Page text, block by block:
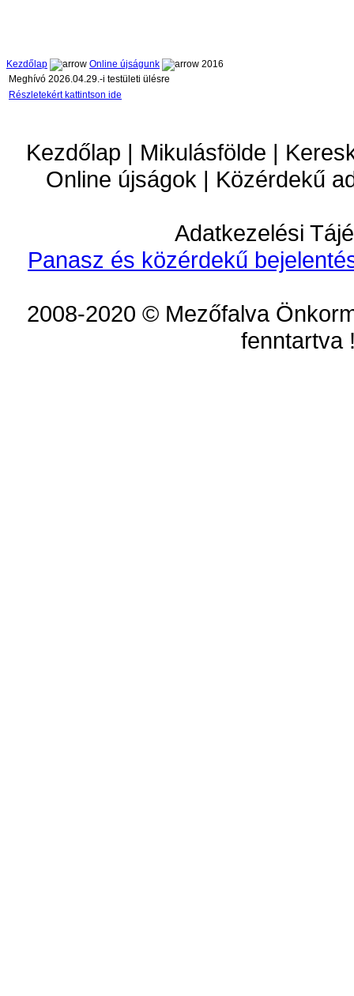
Kezdőlap Online újságunk
2016
Meghívó 2026.04.29.-i testületi ülésre
Részletekért kattintson ide
Kezdőlap | Mikulásfölde |
Online újságok | Közérdekű
Adatkezelési
Panasz és közérdekű
2008-2020 © Mezőfalva
fenntartva